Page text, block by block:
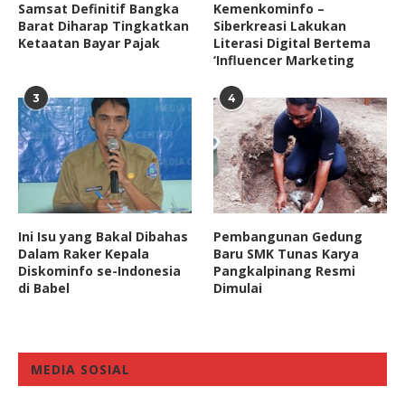
Samsat Definitif Bangka
Barat Diharap Tingkatkan
Ketaatan Bayar Pajak
Kemenkominfo –
Siberkreasi Lakukan
Literasi Digital Bertema
‘Influencer Marketing
3
Ini Isu yang Bakal Dibahas
Dalam Raker Kepala
Diskominfo se-Indonesia
di Babel
4
Pembangunan Gedung
Baru SMK Tunas Karya
Pangkalpinang Resmi
Dimulai
MEDIA SOSIAL